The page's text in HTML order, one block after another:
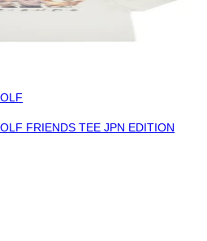
FRIENDS TEE JPN EDITION